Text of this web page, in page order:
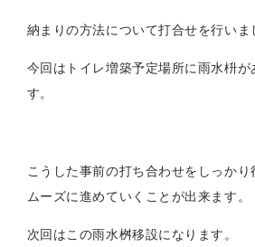
納まりの方法について打合せを行いま
今回はトイレ増築予定場所に雨水枡が
す。
こうした事前の打ち合わせをしっかり
ムーズに進めていくことが出来ます。
次回はこの雨水桝移設になります。